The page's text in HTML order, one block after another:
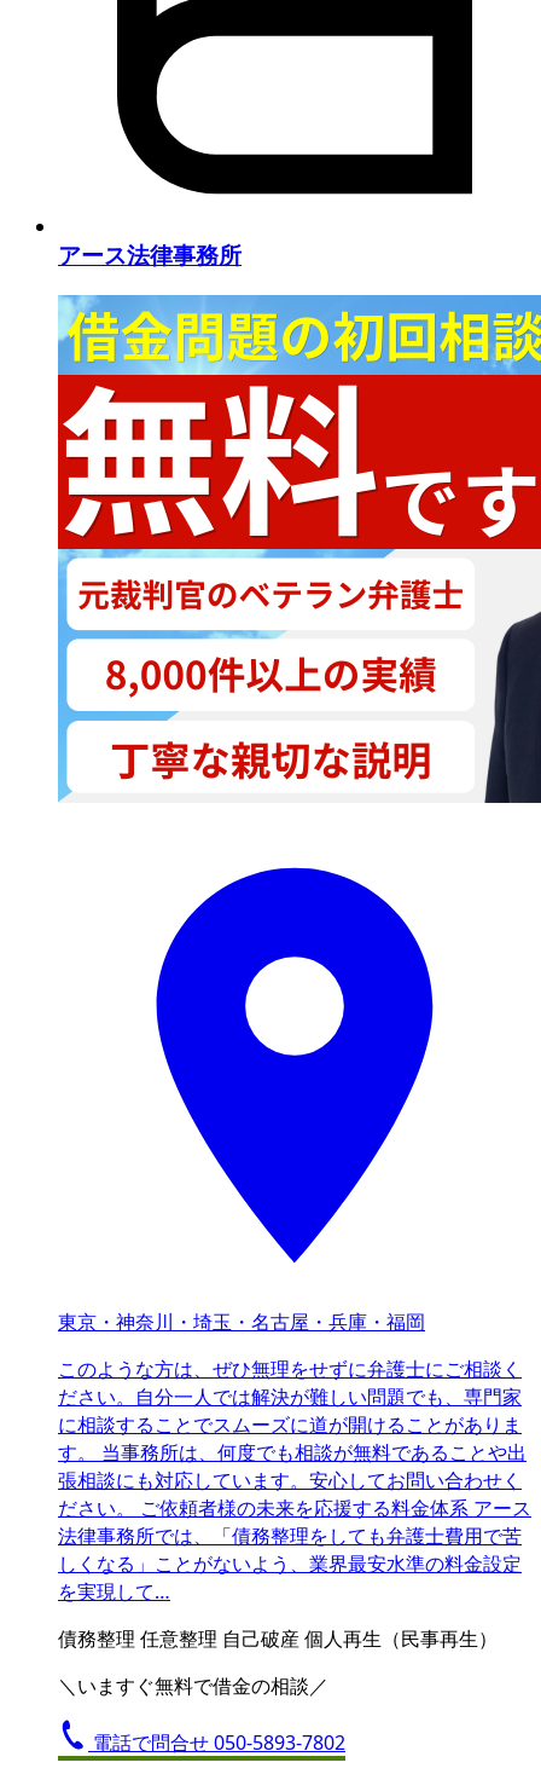
アース法律事務所
東京・神奈川・埼玉・名古屋・兵庫・福岡
このような方は、ぜひ無理をせずに弁護士にご相談く
ださい。自分一人では解決が難しい問題でも、専門家
に相談することでスムーズに道が開けることがありま
す。 当事務所は、何度でも相談が無料であることや出
張相談にも対応しています。安心してお問い合わせく
ださい。 ご依頼者様の未来を応援する料金体系 アース
法律事務所では、「債務整理をしても弁護士費用で苦
しくなる」ことがないよう、業界最安水準の料金設定
を実現して…
債務整理 任意整理 自己破産個人再生（民事再生）
＼いますぐ無料で借金の相談／
電話で問合せ050-5893-7802